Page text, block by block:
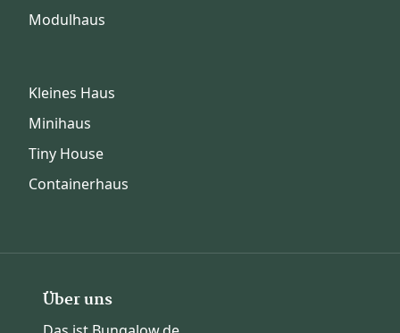
Modulhaus
Kleines Haus
Minihaus
Tiny House
Containerhaus
Über uns